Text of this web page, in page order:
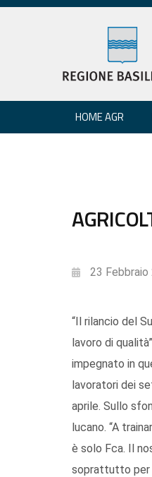
HOME AGR
23 Febbraio
“Il rilancio del
lavoro di
impegnato in
lavoratori dei
aprile. Sullo
lucano. “A
è solo Fca. Il
soprattutto per